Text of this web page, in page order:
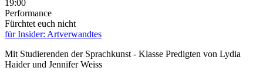
19:00
Performance
Fürchtet euch nicht
für Insider: Artverwandtes
Mit Studierenden der Sprachkunst - Klasse Predigten von Lydia
Haider und Jennifer Weiss